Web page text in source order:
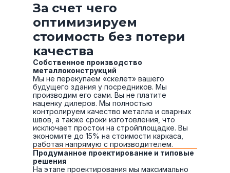
За счет чего
оптимизируем
стоимость без потери
качества
Собственное производство
металлоконструкций
Мы не перекупаем «скелет» вашего
будущего здания у посредников. Мы
производим его сами. Вы не платите
наценку дилеров. Мы полностью
контролируем качество металла и сварных
швов, а также сроки изготовления, что
исключает простои на стройплощадке. Вы
экономите до 15% на стоимости каркаса,
работая напрямую с производителем.
Продуманное проектирование и типовые
решения
На этапе проектирования мы максимально